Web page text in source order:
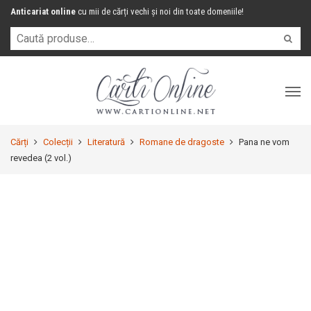
Anticariat online cu mii de cărți vechi și noi din toate domeniile!
Cărți Colecții Literatură Romane de dragoste
Pana ne vom
revedea (2 vol.)